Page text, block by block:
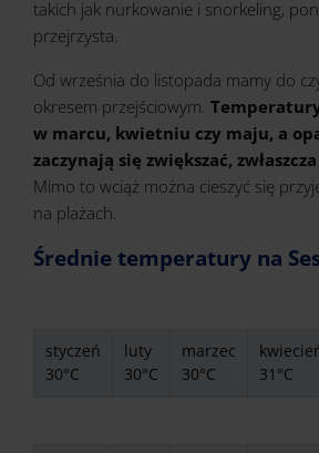
takich jak nurkowanie i snorkeling,
przejrzysta.
Od września do listopada mamy do
okresem przejściowym.
w marcu, kwietniu czy maju, a
zaczynają się zwiększać,
Mimo to wciąż można cieszyć się
na plażach.
Średnie temperatury na
styczeń
30°C
luty
30°C
marzec
30°C
31°C